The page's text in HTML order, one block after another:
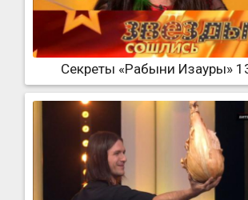
Секреты «Рабыни Изауры»